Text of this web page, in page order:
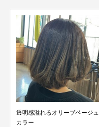
透明感溢れるオリーブベージュ
カラー